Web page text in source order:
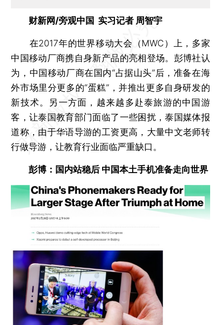
财新网/旁观中国 实习记者 周智宇
在2017年的世界移动大会（MWC）上，多家
中国移动厂商携自身新产品的亮相登场。彭博社认
为，中国移动厂商在国内“占据山头”后，准备在海
外市场里分更多的“蛋糕”，并推出更多自身研发的
新技术。另一方面，越来越多赴泰旅游的中国游
客，让泰国教育部门面临了一些困扰，泰国媒体报
道称，由于华语导游的工资更高，大量中文老师转
行做导游，让教育行业面临严重缺口。
彭博：国内站稳后 中国本土手机准备走向世界